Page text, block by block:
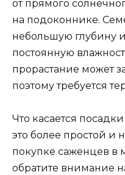
от прямого
на подоконнике.
небольшую глубину
постоянную
прорастание может
поэтому требуется
Что касается
это более простой и
покупке саженцев в
обратите внимание